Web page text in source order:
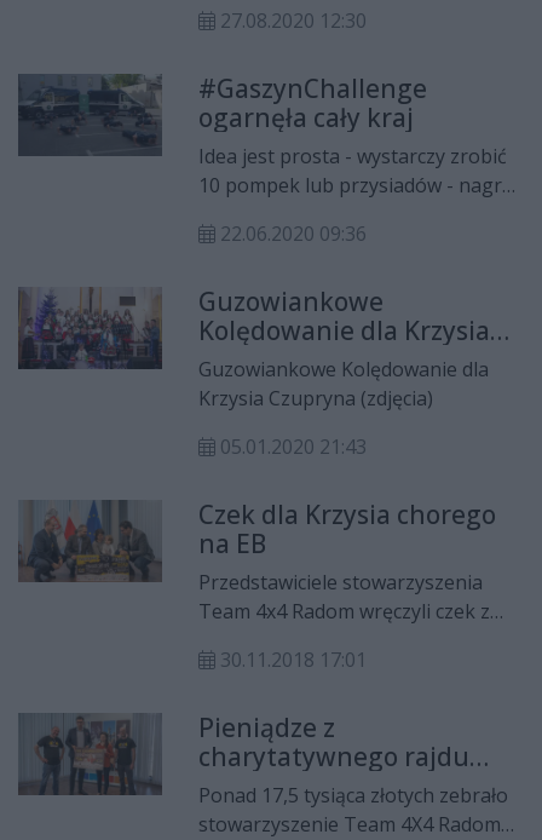
zł.
którym zbierane będą pieniądze na
choremu na EB. Rozmawia Michał
Tarnowski.
27.08.2020 12:30
#GaszynChallenge
ogarnęła cały kraj
Idea jest prosta - wystarczy zrobić
10 pompek lub przysiadów - nagrać
chorego dziecka i nominować
się już wiele instytucji z Radomia i
regionu.
22.06.2020 09:36
Guzowiankowe
Kolędowanie dla Krzysia
Czupryna (zdjęcia)
Guzowiankowe Kolędowanie dla
Krzysia Czupryna (zdjęcia)
05.01.2020 21:43
Czek dla Krzysia chorego
na EB
Przedstawiciele stowarzyszenia
Team 4x4 Radom wręczyli czek z
tegorocznego "Pikniku Offroad".
Krzysiowi Czuprynowi choremu na
pęcherzykowe oddzielanie się
naskórka.
30.11.2018 17:01
Pieniądze z
charytatywnego rajdu
trafiły do Krzysia
Ponad 17,5 tysiąca złotych zebrało
stowarzyszenie Team 4X4 Radom